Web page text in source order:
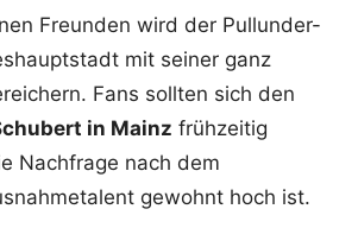
Freunden wird der Pullunder-
mit seiner ganz
Fans sollten sich den
in Mainz frühzeitig
Nachfrage nach dem
gewohnt hoch ist.